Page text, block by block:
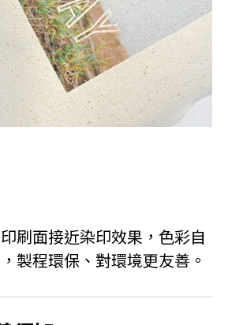
刷面接近染印效果，色彩自
製程環保、對環境更友善。